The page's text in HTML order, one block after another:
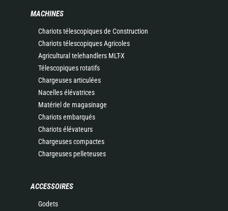
MACHINES
Chariots télescopiques de Construction
Chariots télescopiques Agricoles
Agricultural telehandlers MLT-X
Télescopiques rotatifs
Chargeuses articulées
Nacelles élévatrices
Matériel de magasinage
Chariots embarqués
Chariots élévateurs
Chargeuses compactes
Chargeuses pelleteuses
ACCESSOIRES
Godets